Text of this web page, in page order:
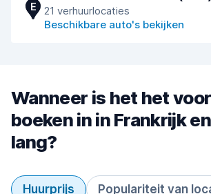
E
21 verhuurlocaties
Beschikbare auto's bekijken
Wanneer is het het
boeken in in Frankrijk
lang?
Huurprijs Populariteit van